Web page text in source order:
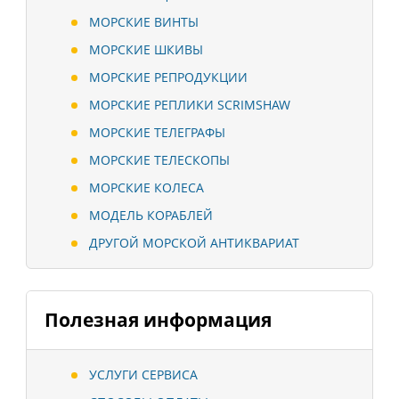
МОРСКИЕ ВИНТЫ
МОРСКИЕ ШКИВЫ
МОРСКИЕ РЕПРОДУКЦИИ
МОРСКИЕ РЕПЛИКИ SCRIMSHAW
МОРСКИЕ ТЕЛЕГРАФЫ
МОРСКИЕ ТЕЛЕСКОПЫ
МОРСКИЕ КОЛЕСА
МОДЕЛЬ КОРАБЛЕЙ
ДРУГОЙ МОРСКОЙ АНТИКВАРИАТ
Полезная информация
УСЛУГИ СЕРВИСА